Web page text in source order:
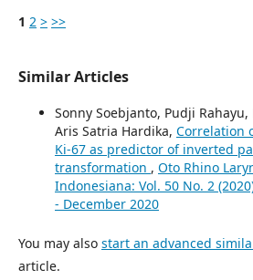
1 2 > >>
Similar Articles
Sonny Soebjanto, Pudji
Aris Satria Hardika, Correlation
Ki-67 as predictor of inverted
transformation , Oto Rhino
Indonesiana: Vol. 50 No. 2
- December 2020
You may also start an advanced
article.